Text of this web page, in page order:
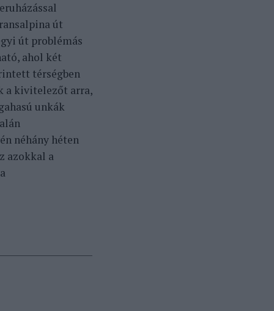
út
út problémás
ahol két
térségben
a kivitelezőt arra,
unkák
néhány héten
azokkal a